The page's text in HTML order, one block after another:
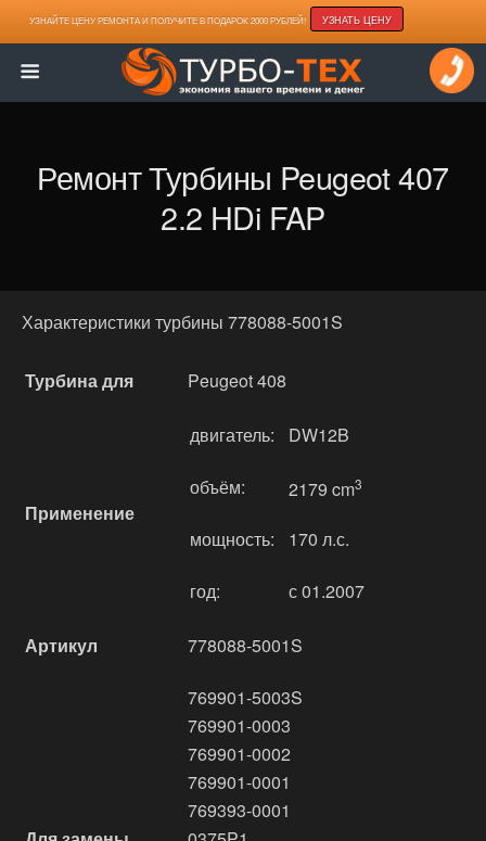
УЗНАЙТЕ ЦЕНУ РЕМОНТА И ПОЛУЧИТЕ В ПОДАРОК 2000 РУБЛЕЙ! УЗНАТЬ ЦЕНУ
Ремонт Турбины Peugeot 407
2.2 HDi FAP
Характеристики турбины 778088-5001S
Турбина для Peugeot 408
Применение
двигатель: DW12B
объём: 2179 cm3
мощность: 170 л.с.
год: с 01.2007
Артикул 778088-5001S
769901-5003S
769901-0003
769901-0002
769901-0001
769393-0001